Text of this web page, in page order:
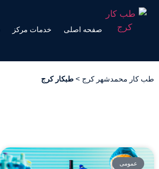
صفحه اصلی خدمات مرکز
طب کار محمدشهر کرج > طبکار کرج
عمومی